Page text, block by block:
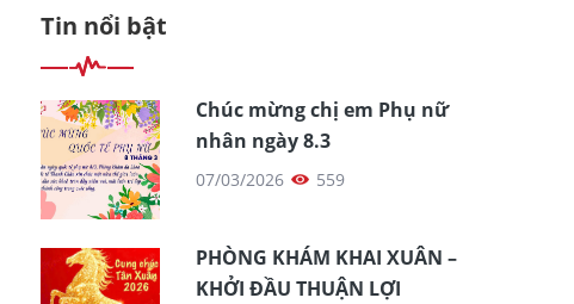
Tin nổi bật
Chúc mừng chị em Phụ nữ
nhân ngày 8.3
07/03/2026 559
PHÒNG KHÁM KHAI XUÂN –
KHỞI ĐẦU THUẬN LỢI